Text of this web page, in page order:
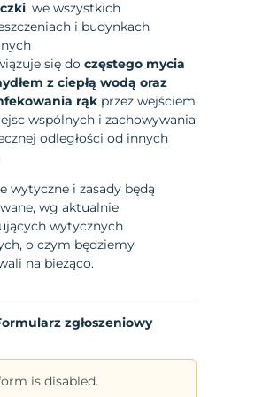
, we wszystkich
i budynkach
się doczęstego mycia
z ciepłą wodą oraz
rąk przez wejściem
wspólnych i zachowywania
odległości od innych
wytyczne i zasady będą
wg aktualnie
wytycznych
o czym będziemy
na bieżąco.
zgłoszeniowy
is disabled.